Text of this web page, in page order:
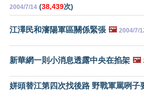
2004/7/14 (38,439次)
江澤民和瀋陽軍區關係緊張 🖼️ 2004/7/
新華網一則小消息透露中央在掐架 🖼️
姘頭替江第四次找後路 野戰軍罵咧子